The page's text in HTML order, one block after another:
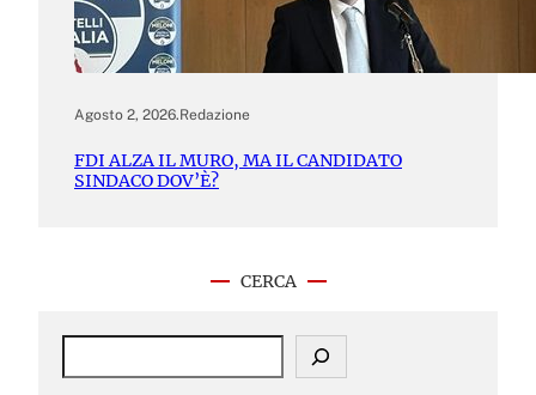
Agosto 2, 2026.Redazione
FDI ALZA IL MURO, MA IL CANDIDATO
SINDACO DOV’È?
CERCA
S